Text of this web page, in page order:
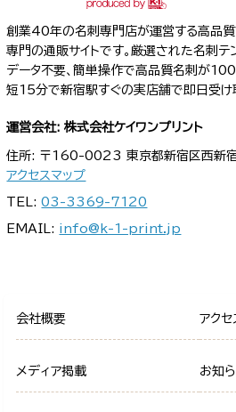
創業40年の名刺専門店が運営する高品質
専門の通販サイトです。厳選された名刺
データ不要、簡単操作で高品質名刺が
短15分で新宿駅すぐの実店舗で即日受け
運営会社: 株式会社ケイワンプリント
住所: 〒160-0023 東京都新宿区西新
アクセスマップ
TEL:03-3369-7120
EMAIL: info@k-1-print.jp
会社概要 アクセ
メディア掲載 お知